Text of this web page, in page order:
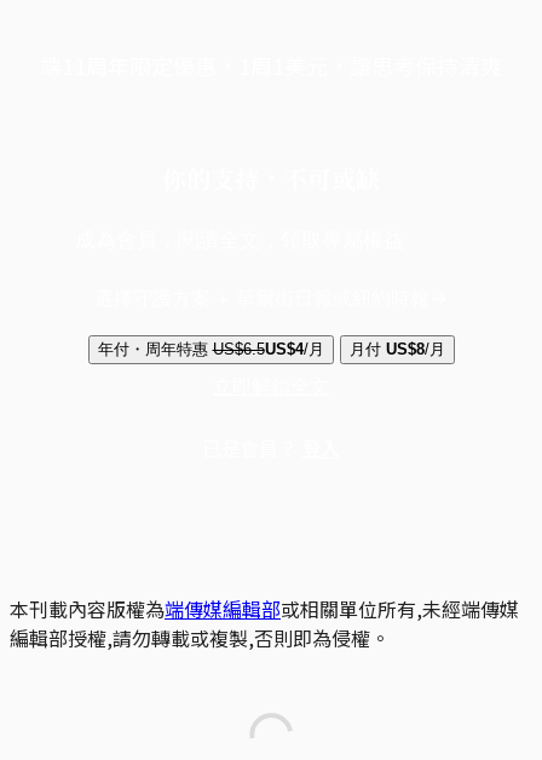
年付・周年特惠 US$6.5US$4/月 月付 US$8/月
本刊載內容版權為端傳媒編輯部或相關單位所有,未經端傳媒
編輯部授權,請勿轉載或複製,否則即為侵權。